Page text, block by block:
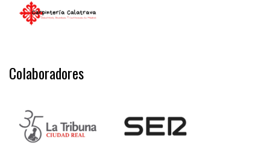
Colaboradores